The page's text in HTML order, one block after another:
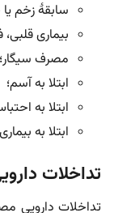
سابقۀ زخم
بیماری قلبی،
مصرف سیگار؛
ابتلا به آسم؛
ابتلا به
ابتلا به
تداخلات
تداخلات دارویی